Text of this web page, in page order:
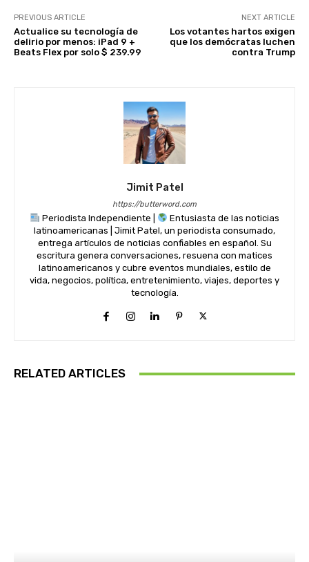
PREVIOUS ARTICLE
Actualice su tecnología de
delirio por menos: iPad 9 +
Beats Flex por solo $ 239.99
NEXT ARTICLE
Los votantes hartos exigen
que los demócratas luchen
contra Trump
Jimit Patel
https://butterword.com
Periodista Independiente |
Entusiasta de las noticias
latinoamericanas | Jimit Patel, un periodista consumado,
entrega artículos de noticias confiables en español. Su
escritura genera conversaciones, resuena con matices
latinoamericanos y cubre eventos mundiales, estilo de
vida, negocios, política, entretenimiento, viajes, deportes y
tecnología.
RELATED ARTICLES